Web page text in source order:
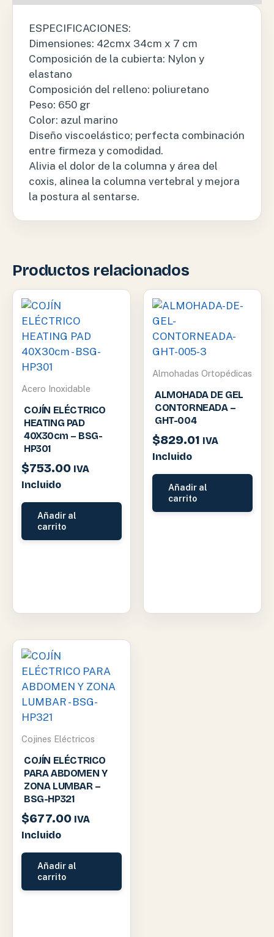
ESPECIFICACIONES:
Dimensiones: 42cmx 34cm x 7 cm
Composición de la cubierta: Nylon y
elastano
Composición del relleno: poliuretano
Peso: 650 gr
Color: azul marino
Diseño viscoelástico; perfecta combinación
entre firmeza y comodidad.
Alivia el dolor de la columna y área del
coxis, alinea la columna vertebral y mejora
la postura al sentarse.
Productos relacionados
Acero Inoxidable
COJÍN ELÉCTRICO
HEATING PAD
40X30cm – BSG-
HP301
$753.00 IVA
Incluido
Añadir al
carrito
Almohadas Ortopédicas
ALMOHADA DE GEL
CONTORNEADA –
GHT-004
$829.01 IVA
Incluido
Añadir al
carrito
Cojines Eléctricos
COJÍN ELÉCTRICO
PARA ABDOMEN Y
ZONA LUMBAR –
BSG-HP321
$677.00 IVA
Incluido
Añadir al
carrito